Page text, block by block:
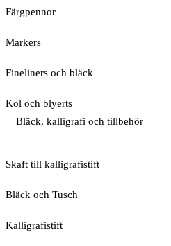
Färgpennor
Markers
Fineliners och bläck
Kol och blyerts
Bläck, kalligrafi och tillbehör
Skaft till kalligrafistift
Bläck och Tusch
Kalligrafistift